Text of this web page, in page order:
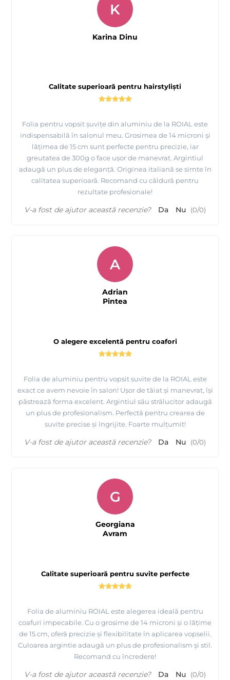
Calitate superioară pentru hairstyliști
Folia pentru vopsit șuvițe din aluminiu de la ROIAL este
indispensabilă în salonul meu. Grosimea de 14 microni și
lățimea de 15 cm sunt perfecte pentru precizie, iar
greutatea de 300g o face ușor de manevrat. Argintiul
adaugă un plus de eleganță. Originea italiană se simte în
calitatea superioară. Recomand cu căldură pentru
rezultate profesionale!
K
Karina Dinu
V-a fost de ajutor această recenzie? Da Nu (0/0)
O alegere excelentă pentru coafori
Folia de aluminiu pentru vopsit suvite de la ROIAL este
exact ce avem nevoie în salon! Ușor de tăiat și manevrat, își
păstrează forma excelent. Argintiul său strălucitor adaugă
un plus de profesionalism. Perfectă pentru crearea de
suvite precise și îngrijite. Foarte mulțumit!
A
Adrian
Pintea
V-a fost de ajutor această recenzie? Da Nu (0/0)
Calitate superioară pentru suvite perfecte
Folia de aluminiu ROIAL este alegerea ideală pentru
coafuri impecabile. Cu o grosime de 14 microni și o lățime
de 15 cm, oferă precizie și flexibilitate în aplicarea vopselii.
Culoarea argintie adaugă un plus de profesionalism și stil.
Recomand cu încredere!
G
Georgiana
Avram
V-a fost de ajutor această recenzie? Da Nu (0/0)